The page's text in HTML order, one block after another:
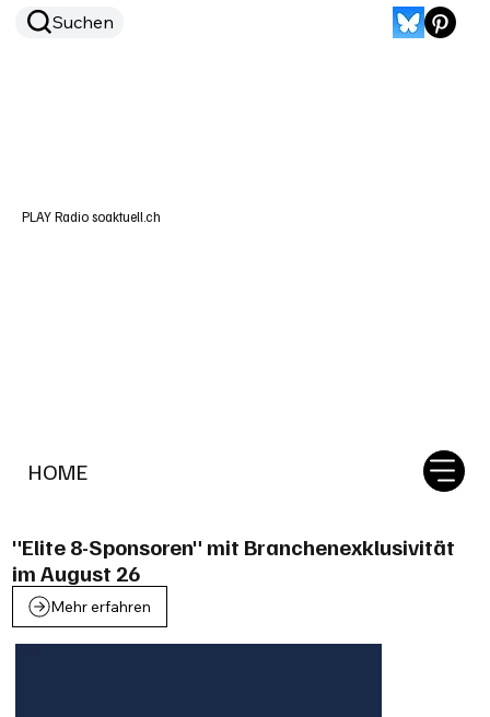
HOME
Suchen
PLAY Radio soaktuell.ch
"Elite 8-Sponsoren" mit Branchenexklusivität
im August 26
Mehr erfahren